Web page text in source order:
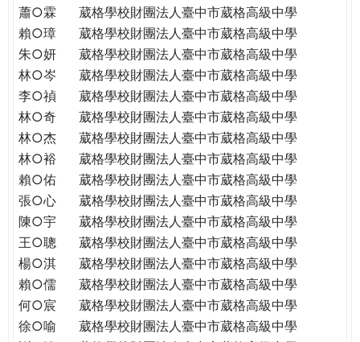
蕭○霖
葳格學校財團法人臺中市葳格高級中學
賴○璋
葳格學校財團法人臺中市葳格高級中學
朱○妍
葳格學校財團法人臺中市葳格高級中學
林○岑
葳格學校財團法人臺中市葳格高級中學
李○禎
葳格學校財團法人臺中市葳格高級中學
林○奇
葳格學校財團法人臺中市葳格高級中學
林○杰
葳格學校財團法人臺中市葳格高級中學
林○裕
葳格學校財團法人臺中市葳格高級中學
賴○佑
葳格學校財團法人臺中市葳格高級中學
張○心
葳格學校財團法人臺中市葳格高級中學
陳○宇
葳格學校財團法人臺中市葳格高級中學
王○聰
葳格學校財團法人臺中市葳格高級中學
楊○淇
葳格學校財團法人臺中市葳格高級中學
賴○儒
葳格學校財團法人臺中市葳格高級中學
何○宸
葳格學校財團法人臺中市葳格高級中學
徐○喻
葳格學校財團法人臺中市葳格高級中學